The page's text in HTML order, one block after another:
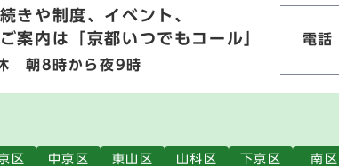
きや制度、イベント、
案内は
「京都いつでもコール」
朝8時から夜9時
電
区 中京区 東山区 山科区 下京区 南区